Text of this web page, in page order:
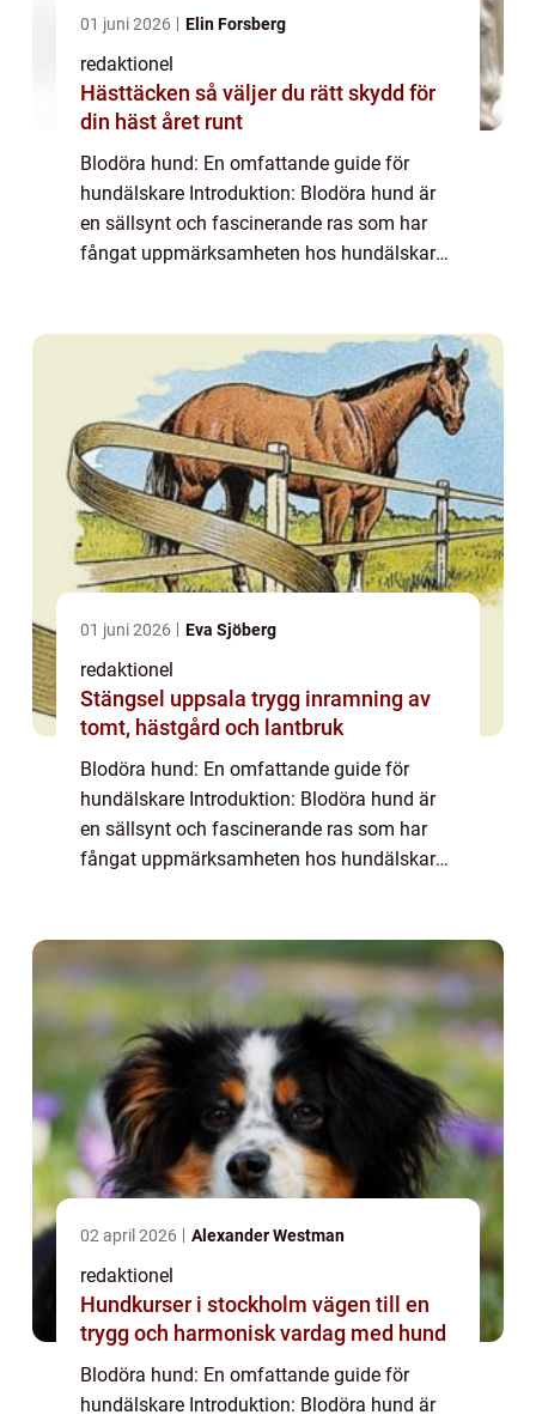
01 juni 2026 Elin Forsberg
redaktionel
Hästtäcken så väljer du rätt skydd för
din häst året runt
Blodöra hund: En omfattande guide för
hundälskare Introduktion: Blodöra hund är
en sällsynt och fascinerande ras som har
fångat uppmärksamheten hos hundälskare
01 juni 2026 Eva Sjöberg
redaktionel
Stängsel uppsala trygg inramning av
tomt, hästgård och lantbruk
Blodöra hund: En omfattande guide för
hundälskare Introduktion: Blodöra hund är
en sällsynt och fascinerande ras som har
fångat uppmärksamheten hos hundälskare
02 april 2026 Alexander Westman
redaktionel
Hundkurser i stockholm vägen till en
trygg och harmonisk vardag med hund
Blodöra hund: En omfattande guide för
hundälskare Introduktion: Blodöra hund är